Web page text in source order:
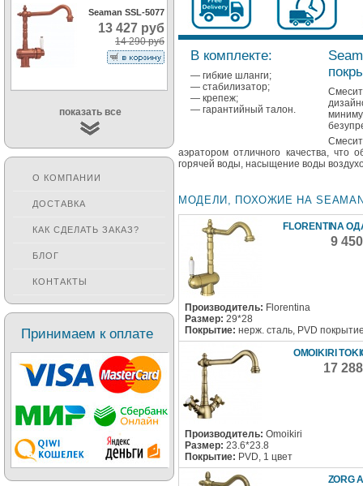
В комплекте:
— гибкие шланги;
— стабилизатор;
— крепеж;
— гарантийный талон.
аэратором отличного качества, что
горячей воды, насыщение воды
МОДЕЛИ, ПОХОЖИЕ НА SEAMAN
FLORENTINA
9
Производитель: Florentina
Размер: 29*28
Покрытие: нерж. сталь, PVD
OMOIKIRI
17
Производитель: Omoikiri
Размер: 23.6*23.8
Покрытие: PVD, 1 цвет
ZORG
Seaman SSL-5077
13 427 руб
14 290 руб
показать все
О КОМПАНИИ
ДОСТАВКА
КАК СДЕЛАТЬ ЗАКАЗ?
БЛОГ
КОНТАКТЫ
Принимаем к оплате